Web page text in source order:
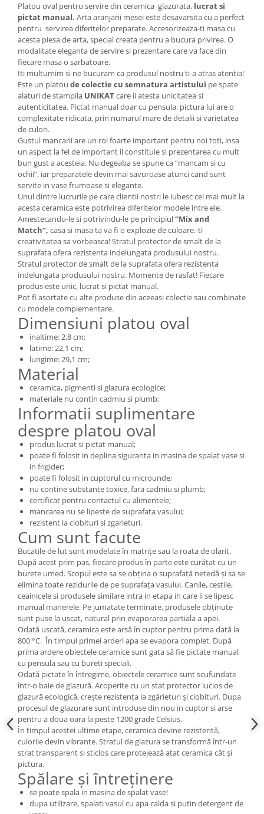
Platou oval pentru servire din ceramica glazurata, lucrat si
pictat manual. Arta aranjarii mesei este desavarsita cu a perfect
pentru servirea diferitelor preparate. Accesorizeaza-ti masa cu
acesta piesa de arta, special creata pentru a bucura privirea. O
modalitate eleganta de servire si prezentare care va face din
fiecare masa o sarbatoare.
Iti multumim si ne bucuram ca produsul nostru ti-a atras atentia!
Este un platou de colectie cu semnatura artistului pe spate
alaturi de stampila UNIKATcare ii atesta unicitatea si
autenticitatea. Pictat manual doar cu pensula. pictura lui are o
complexitate ridicata, prin numarul mare de detalii si varietatea
de culori.
Gustul mancarii are un rol foarte important pentru noi toti, insa
un aspect la fel de important il constituie si prezentarea cu mult
bun gust a acesteia. Nu degeaba se spune ca “mancam si cu
ochii”, iar preparatele devin mai savuroase atunci cand sunt
servite in vase frumoase si elegante.
Unul dintre lucrurile pe care clientii nostri le iubesc cel mai mult la
acesta ceramica este potrivirea diferitelor modele intre ele.
Amestecandu-le si potrivindu-le pe principiul“Mix and
Match”, casa si masa ta va fi o explozie de culoare.-ti
creativitatea sa vorbeasca! Stratul protector de smalt de la
suprafata ofera rezistenta indelungata produsului nostru.
Stratul protector de smalt de la suprafata ofera rezistenta
indelungata produsului nostru. Momente de rasfat! Fiecare
produs este unic, lucrat si pictat manual.
Pot fi asortate cu alte produse din aceeasi colectie sau combinate
cu modele complementare.
Dimensiuni platou oval
inaltime: 2,8 cm;
latime: 22,1 cm;
lungime: 29,1 cm;
Material
ceramica, pigmenti si glazura ecologice;
materiale nu contin cadmiu si plumb;
Informatii suplimentare
despre platou oval
produs lucrat si pictat manual;
poate fi folosit in deplina siguranta in masina de spalat vase si
in frigider;
poate fi folosit in cuptorul cu microunde;
nu contine substante toxice, fara cadmiu si plumb;
certificat pentru contactul cu alimentele;
mancarea nu se lipeste de suprafata vasului;
rezistent la ciobituri si zgarieturi.
Cum sunt facute
Bucatile de lut sunt modelate în matrițe sau la roata de olarit.
După acest prim pas, fiecare produs în parte este curățat cu un
burete umed. Scopul este sa se obțina o suprafață netedă și sa se
elimina toate rezidurile de pe suprafața vasului. Canile, cestile,
ceainicele si produsele similare intra in etapa in care li se lipesc
manual manerele. Pe jumatate terminate, produsele obținute
sunt puse la uscat, natural prin evaporarea partiala a apei.
Odată uscată, ceramica este arsă în cuptor pentru prima dată la
800 °C. În timpul primei arderi apa se evapora complet. După
prima ardere obiectele ceramice sunt gata să fie pictate manual
cu pensula sau cu bureti speciali.
Odată pictate în întregime, obiectele ceramice sunt scufundate
într-o baie de glazură. Acoperite cu un stat protector lucios de
glazură ecologică, crește rezistența la zgârieturi și ciobituri. Dupa
procesul de glazurare sunt introduse din nou in cuptor si arse
pentru a doua oara la peste 1200 grade Celsius.
În timpul acestei ultime etape, ceramica devine rezistentă,
culorile devin vibrante. Stratul de glazura se transformă într-un
strat transparent si sticlos care protejează atat ceramica cât și
pictura.
Spălare și întreținere
se poate spala in masina de spalat vase!
dupa utilizare, spalati vasul cu apa calda si putin detergent de